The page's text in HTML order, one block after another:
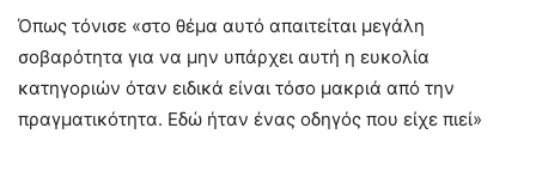
Όπως τόνισε «στο θέμα αυτό απαιτείται μεγάλη
σοβαρότητα για να μην υπάρχει αυτή η ευκολία
κατηγοριών όταν ειδικά είναι τόσο μακριά από την
πραγματικότητα. Εδώ ήταν ένας οδηγός που είχε πιεί»